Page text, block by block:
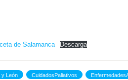
de Salamanca Descarga
y León CuidadosPaliativos